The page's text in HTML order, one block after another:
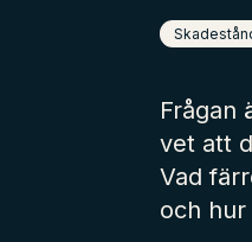
Frågan
vet att
Vad
och hur